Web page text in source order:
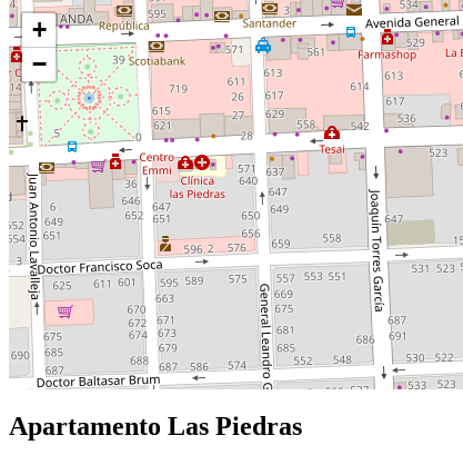
+
−
Apartamento Las Piedras